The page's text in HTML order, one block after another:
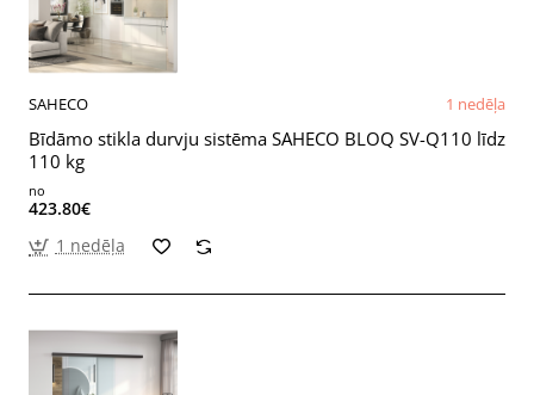
SAHECO 1 nedēļa
Bīdāmo stikla durvju sistēma SAHECO BLOQ SV-Q110 līdz
110 kg
no
423.80€
1 nedēļa